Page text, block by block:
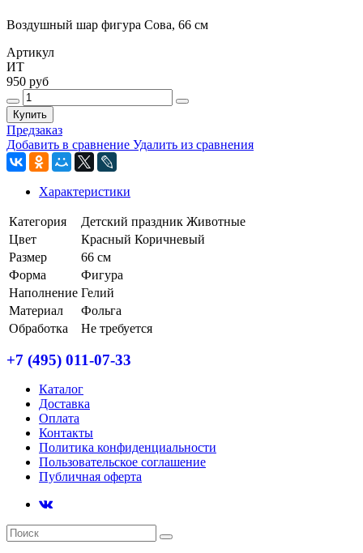
Воздушный шар фигура Сова, 66 см
Артикул
ИТ
950 руб
Купить
Предзаказ
Добавить в сравнение Удалить из сравнения
Характеристики
Категория Детский праздник Животные
Цвет
Красный Коричневый
Размер
66 см
Форма
Фигура
Наполнение Гелий
Материал
Фольга
Обработка
Не требуется
+7 (495) 011-07-33
Каталог
Доставка
Оплата
Контакты
Политика конфиденциальности
Пользовательское соглашение
Публичная оферта